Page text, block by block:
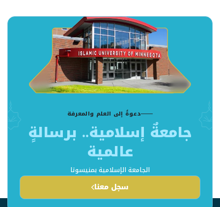
دعوةٌ إلى العلم والمعرفة
جامعةٌ إسلامية.. برسالةٍ
عالمية
الجامعة الإسلامية بمنيسوتا
سجل معنا